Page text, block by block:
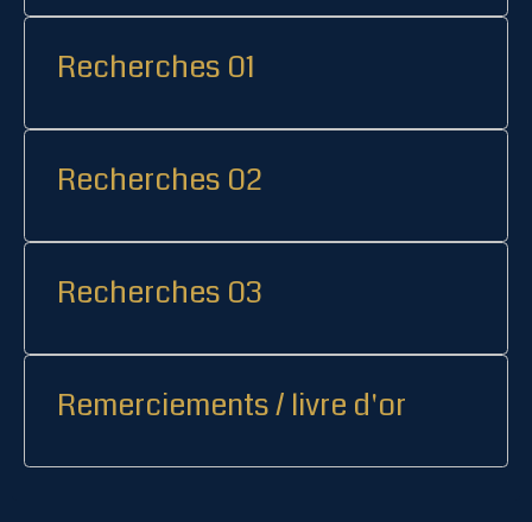
Recherches 01
Recherches 02
Recherches 03
Remerciements / livre d'or